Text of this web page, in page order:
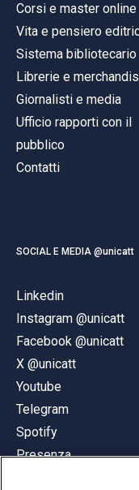
Corsi e master online
Vita e pensiero
Sistema bibliotecario
Librerie e
Giornalisti e media
Ufficio rapporti con il
pubblico
Contatti
SOCIAL E MEDIA @unicatt
Linkedin
Instagram @unicatt
Facebook @unicatt
X @unicatt
Youtube
Telegram
Spotify
Presenza